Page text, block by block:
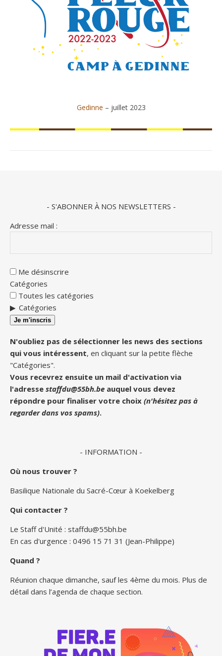
Gedinne – juillet 2023
- S'ABONNER À NOS NEWSLETTERS -
Adresse mail :
Me désinscrire
Catégories
Toutes les catégories
Catégories
Je m'inscris
N'oubliez pas de sélectionner les news des sections
qui vous intéressent, en cliquant sur la petite flèche
"Catégories".
Vous recevrez ensuite un mail d'activation via
l'adresse staffdu@55bh.be auquel vous devez
répondre pour finaliser votre choix (n'hésitez pas à
regarder dans vos spams).
- INFORMATION -
Où nous trouver ?
Basilique Nationale du Sacré-Cœur à Koekelberg
Qui contacter ?
Le Staff d'Unité : staffdu@55bh.be
En cas d'urgence : 0496 15 71 31 (Jean-Philippe)
Quand ?
Réunion chaque dimanche, sauf les 4ème du mois. Plus de
détail dans l’agenda de chaque section.